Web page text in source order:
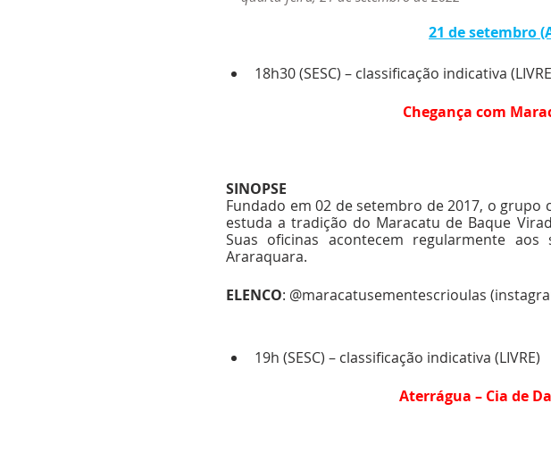
21 de setembro
18h30 (SESC) – classificação indicativa
Chegança com
SINOPSE
Fundado em 02 de setembro de 2017, o grupo
estuda a tradição do Maracatu de Baque
Suas oficinas acontecem regularmente
Araraquara.
ELENCO: @maracatusementescrioulas
19h (SESC) – classificação indicativa (LIVRE)
Aterrágua – Cia de